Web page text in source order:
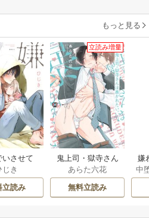
もっと見る
いさせて
じき
立読み
立読み増量
鬼上司・獄寺さん
は暴かれたい。
【コミックス版】
あらた六花
無料立読み
嫌
は
中